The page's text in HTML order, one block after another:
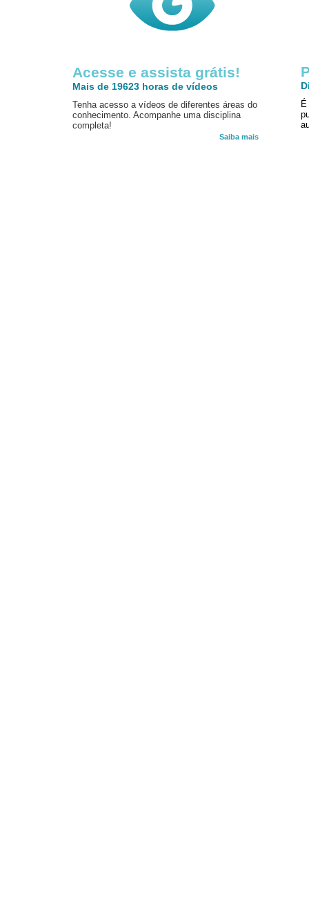
Acesse e assista grátis!
Mais de 19623 horas de vídeos
Tenha acesso a vídeos de diferentes áreas do
conhecimento. Acompanhe uma disciplina
completa!
Saiba mais